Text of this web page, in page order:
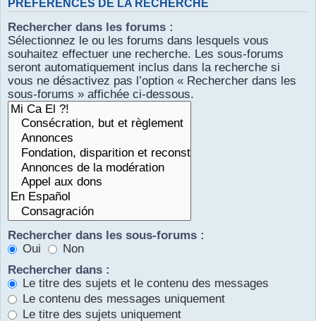
PRÉFÉRENCES DE LA RECHERCHE
Rechercher dans les forums :
Sélectionnez le ou les forums dans lesquels vous
souhaitez effectuer une recherche. Les sous-forums
seront automatiquement inclus dans la recherche si
vous ne désactivez pas l’option « Rechercher dans les
sous-forums » affichée ci-dessous.
Rechercher dans les sous-forums :
Oui
Non
Rechercher dans :
Le titre des sujets et le contenu des messages
Le contenu des messages uniquement
Le titre des sujets uniquement